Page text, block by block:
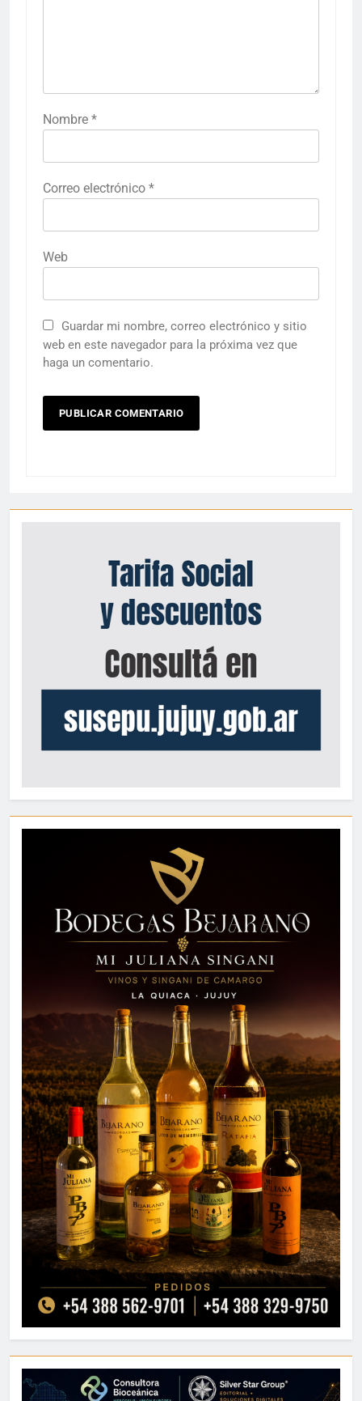
Nombre *
Correo electrónico *
Web
Guardar mi nombre, correo electrónico y sitio
web en este navegador para la próxima vez que
haga un comentario.